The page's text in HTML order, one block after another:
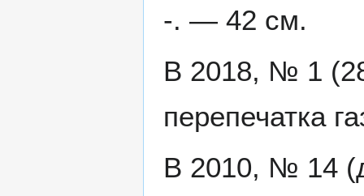
-. — 42 см.
В 2018, № 1
перепечатка
В 2010, № 14